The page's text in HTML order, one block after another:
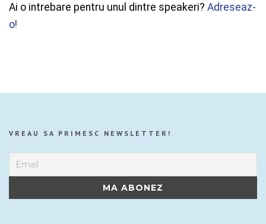
Ai o intrebare pentru unul dintre speakeri? Adreseaz-
o!
VREAU SA PRIMESC NEWSLETTER!